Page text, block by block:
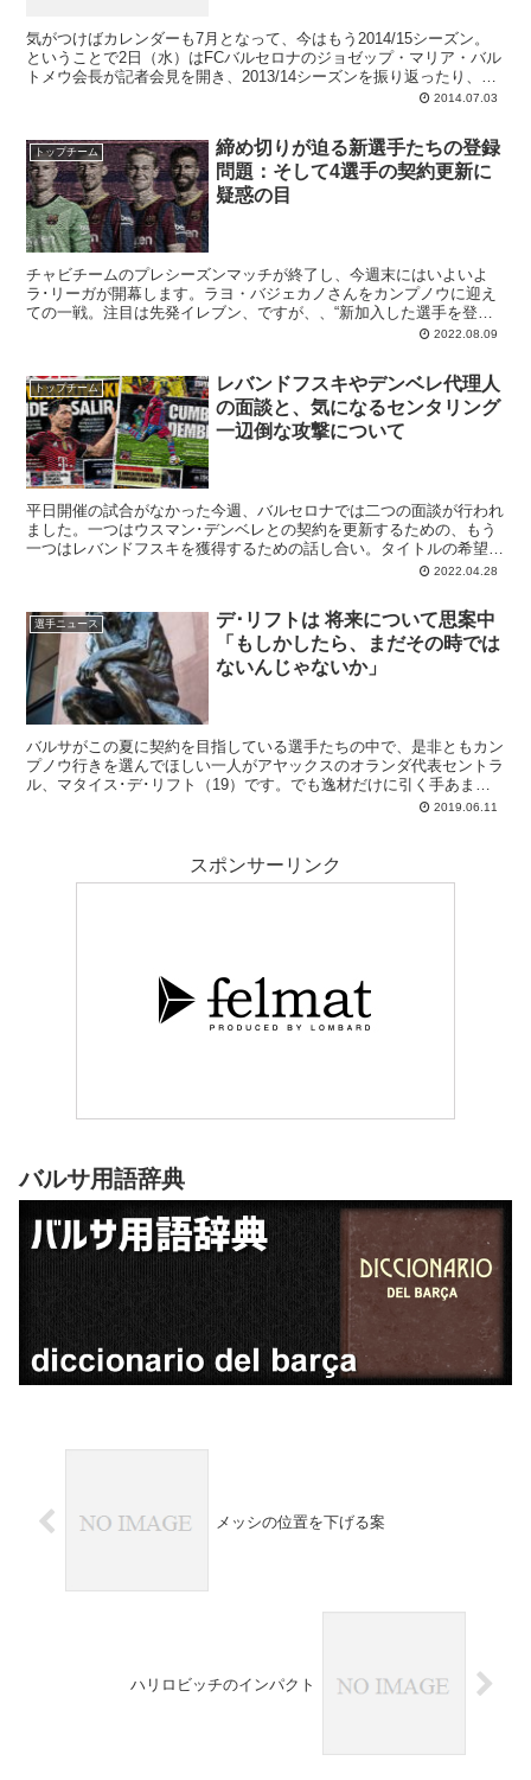
気がつけばカレンダーも7月となって、今はもう2014/15シーズン。
ということで2日（水）はFCバルセロナのジョゼップ・マリア・バル
トメウ会長が記者会見を開き、2013/14シーズンを振り返ったり、夏
の補強についてヒントらしきものを出したりしています。最も気にな
ームは現在改造を実行中であり、監督の求める補強を実行する資金力
がクラブにはあること。もう1つは獲得する選手の名前はすでに挙が
っており、合意成立に向けて鋭意交渉中であること。ムンディアルが
終われば発表出来そうとのことなので、楽しみにすることといたしま
す。
2014.07.03
トップチーム
締め切りが迫る新選手たちの登録
問題：そして4選手の契約更新に
疑惑の目
チャビチームのプレシーズンマッチが終了し、今週末にはいよいよ
ラ･リーガが開幕します。ラヨ・バジェカノさんをカンプノウに迎え
ての一戦。注目は先発イレブン、ですが、、“新加入した選手を登録
して出場させられるのか問題”も（案の定）未解決でありまして、急
ませることになりそうです。そして新たな騒動も浮上の様子で･･･。
2022.08.09
トップチーム
レバンドフスキやデンベレ代理人
の面談と、気になるセンタリング
一辺倒な攻撃について
平日開催の試合がなかった今週、バルセロナでは二つの面談が行われ
ました。一つはウスマン･デンベレとの契約を更新するための、もう
一つはレバンドフスキを獲得するための話し合い。タイトルの希望が
儚く散ったバルサですので、当面はこの二つの話題が紙面...2022.04.28
選手ニュース
デ･リフトは 将来について思案中
「もしかしたら、まだその時では
ないんじゃないか」
バルサがこの夏に契約を目指している選手たちの中で、是非ともカン
プノウ行きを選んでほしい一人がアヤックスのオランダ代表セントラ
ル、マタイス･デ･リフト（19）です。でも逸材だけに引く手あま
2019.06.11
スポンサーリンク
バルサ用語辞典
メッシの位置を下げる案
ハリロビッチのインパクト